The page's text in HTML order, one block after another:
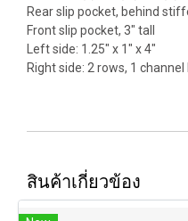
Rear slip pocket, behind
Front slip pocket, 3" tall
Left side: 1.25" x 1" x 4"
Right side: 2 rows, 1 channel
สินค้าเกี่ยวข้อง